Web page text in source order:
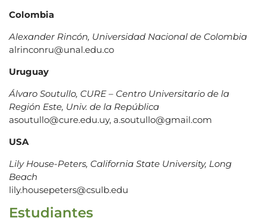
Colombia
Alexander Rincón, Universidad Nacional de Colombia
alrinconru@unal.edu.co
Uruguay
Álvaro Soutullo, CURE – Centro Universitario de la
Región Este, Univ. de la República
asoutullo@cure.edu.uy, a.soutullo@gmail.com
USA
Lily House-Peters, California State University, Long
Beach
lily.housepeters@csulb.edu
Estudiantes